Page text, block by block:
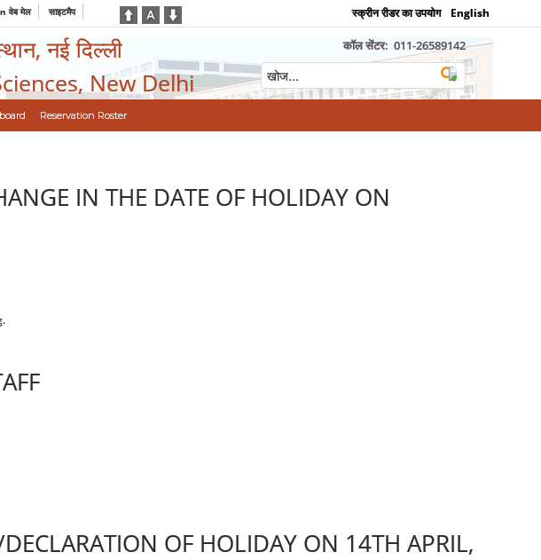
वेब मेल साइटमैप स्क्रीन रीडर का उपयोग English
नई दिल्ली
New Delhi
कॉल सेंटर: 011-26589142
Reservation Roster
IN THE DATE OF HOLIDAY ON
OF HOLIDAY ON 14TH APRIL,